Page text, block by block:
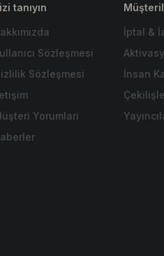
tanıyın
Sözleşmesi
Sözleşmesi
Yorumları
İptal &
İnsan